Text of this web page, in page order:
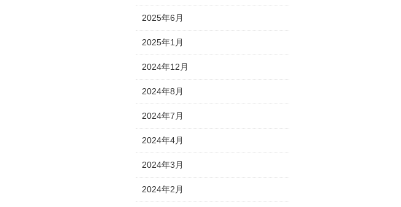
2025年6月
2025年1月
2024年12月
2024年8月
2024年7月
2024年4月
2024年3月
2024年2月